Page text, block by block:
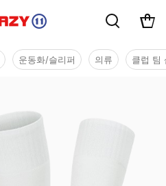
운동화/슬리퍼 의류 클럽 팀